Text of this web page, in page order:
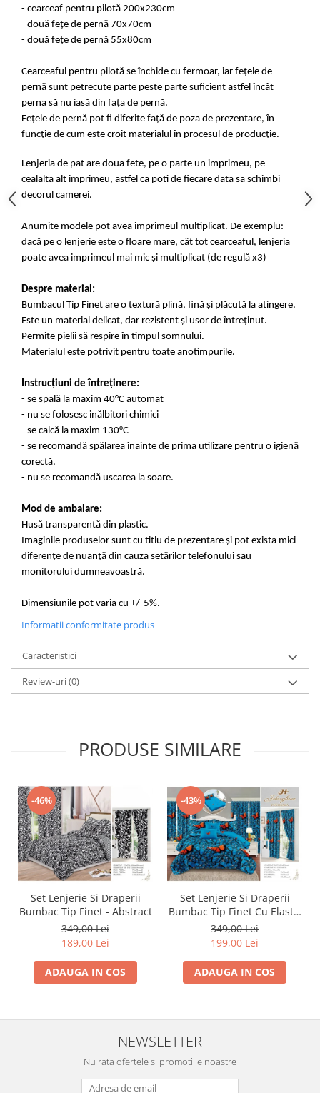
- cearceaf pentru pilotă 200x230cm
- două fețe de pernă 70x70cm
- două fețe de pernă 55x80cm
Cearceaful pentru pilotă se închide cu fermoar, iar fețele de
pernă sunt petrecute parte peste parte suficient astfel încât
perna să nu iasă din fața de pernă.
Fețele de pernă pot fi diferite față de poza de prezentare, în
funcție de cum este croit materialul în procesul de producție.
Lenjeria de pat are doua fete, pe o parte un imprimeu, pe
cealalta alt imprimeu, astfel ca poti de fiecare data sa schimbi
decorul camerei.
Anumite modele pot avea imprimeul multiplicat. De exemplu:
dacă pe o lenjerie este o floare mare, cât tot cearceaful, lenjeria
poate avea imprimeul mai mic și multiplicat (de regulă x3)
Despre material:
Bumbacul Tip Finet are o textură plină, fină și plăcută la atingere.
Este un material delicat, dar rezistent și usor de întreținut.
Permite pielii să respire în timpul somnului.
Materialul este potrivit pentru toate anotimpurile.
Instrucțiuni de întreținere:
- se spală la maxim 40°C automat
- nu se folosesc inălbitori chimici
- se calcă la maxim 130°C
- se recomandă spălarea înainte de prima utilizare pentru o igienă
corectă.
- nu se recomandă uscarea la soare.
Mod de ambalare:
Husă transparentă din plastic.
Imaginile produselor sunt cu titlu de prezentare și pot exista mici
diferențe de nuanță din cauza setărilor telefonului sau
monitorului dumneavoastră.
Dimensiunile pot varia cu +/-5%.
Informatii conformitate produs
Caracteristici
Review-uri(0)
PRODUSE SIMILARE
-46%
Set Lenjerie Si Draperii
Bumbac Tip Finet - Abstract
349,00 Lei
189,00 Lei
ADAUGA IN COS
-43%
Set Lenjerie Si Draperii
Bumbac Tip Finet Cu Elastic
- Dansul Fluturilor
349,00 Lei
199,00 Lei
ADAUGA IN COS
NEWSLETTER
Nu rata ofertele si promotiile noastre